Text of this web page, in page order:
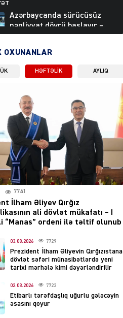
Azərbaycanda sürücüsüz
nəqliyyat dövrü başlayır –
BELƏ işləyəcək
04.08.2026
layihəsi ilə bağlı AÇIQLAMA
04.08.2026
Müharibə Rusiyanın belini
bükür
04.08.2026 3996
Ekranlardan uzaq qalan
məşhur aktrisanın yeni
çıxdı
04.08.2026 2160
Hüseyn Həsənov haqqında
həbs qərarı verildi –
Milyonluq əmlakı müsadirə
OXUNANLAR
HƏFTƏLIK AYLIQ
7741
İlham Əliyev Qırğız
ali dövlət mükafatı – I
“Manas” ordeni ilə təltif olunub
03.08.2026 7729
Prezident İlham Əliyevin Qırğızıstana
dövlət səfəri münasibətlərdə yeni
tarixi mərhələ kimi dəyərləndirilir
02.08.2026 7723
Etibarlı tərəfdaşlıq uğurlu gələcəyin
əsasını qoyur